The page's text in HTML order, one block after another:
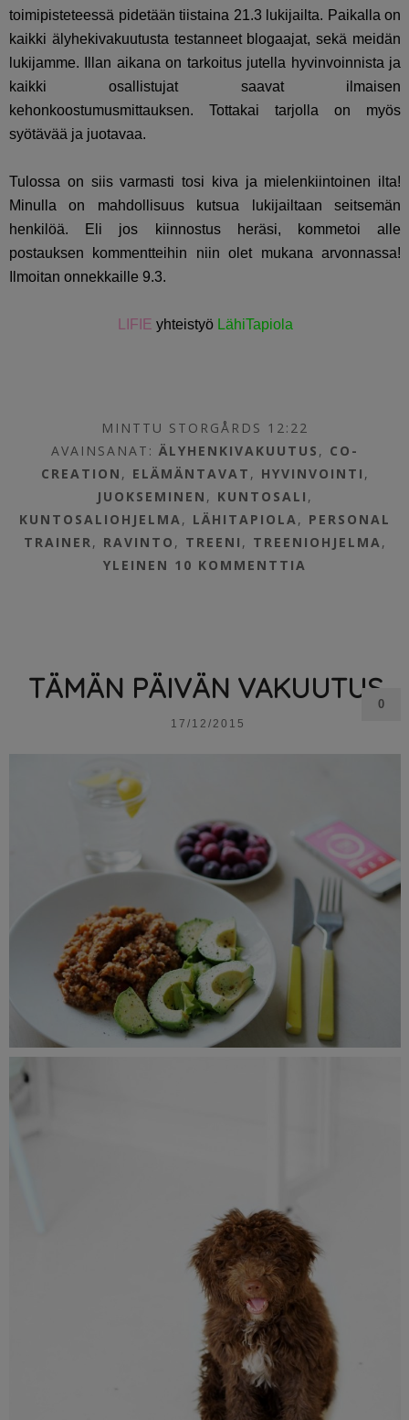
toimipisteteessä pidetään tiistaina 21.3 lukijailta. Paikalla on
kaikki älyhekivakuutusta testanneet blogaajat, sekä meidän
lukijamme. Illan aikana on tarkoitus jutella hyvinvoinnista ja
kaikki osallistujat saavat ilmaisen
kehonkoostumusmittauksen. Tottakai tarjolla on myös
syötävää ja juotavaa.
Tulossa on siis varmasti tosi kiva ja mielenkiintoinen ilta!
Minulla on mahdollisuus kutsua lukijailtaan seitsemän
henkilöä. Eli jos kiinnostus heräsi, kommetoi alle
postauksen kommentteihin niin olet mukana arvonnassa!
Ilmoitan onnekkaille 9.3.
LIFIE yhteistyö LähiTapiola
MINTTU STORGÅRDS 12:22
AVAINSANAT:ÄLYHENKIVAKUUTUS , CO-
CREATION , ELÄMÄNTAVAT , HYVINVOINTI ,
JUOKSEMINEN , KUNTOSALI ,
KUNTOSALIOHJELMA , LÄHITAPIOLA , PERSONAL
TRAINER , RAVINTO , TREENI , TREENIOHJELMA ,
YLEINEN 10 KOMMENTTIA
TÄMÄN PÄIVÄN VAKUUTUS
17/12/2015
0